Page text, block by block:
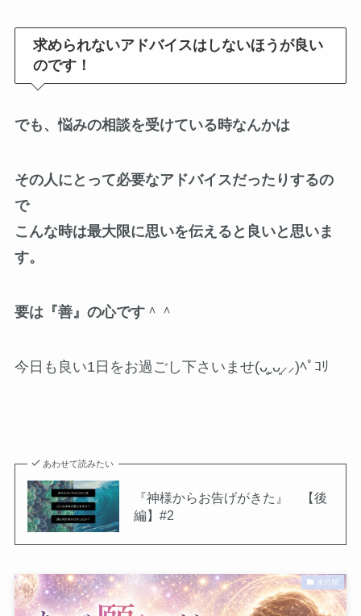
求められないアドバイスはしないほうが良い
のです！
でも、悩みの相談を受けている時なんかは
その人にとって必要なアドバイスだったりするの
で
こんな時は最大限に思いを伝えると良いと思いま
す。
要は『善』の心です＾＾
今日も良い1日をお過ごし下さいませ(ᴗ͈ˬᴗ͈⸝⸝)ﾍﾟｺﾘ
あわせて読みたい
『神様からお告げがきた』 【後
編】#2
未分類